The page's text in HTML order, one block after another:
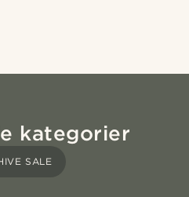
kategorier
SALE